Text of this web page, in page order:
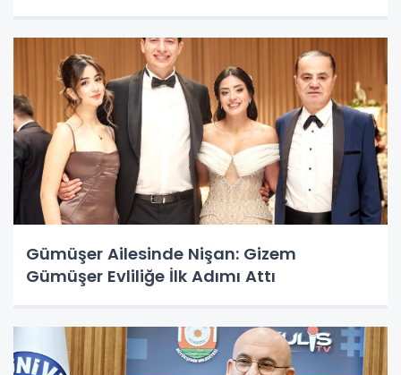
Gümüşer Ailesinde Nişan: Gizem
Gümüşer Evliliğe İlk Adımı Attı